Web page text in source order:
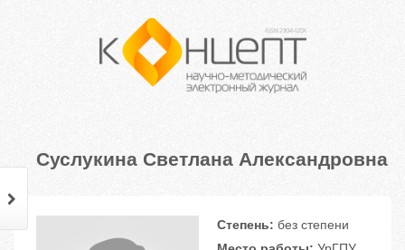
Суслукина Светлана Александровна
Степень: без степени